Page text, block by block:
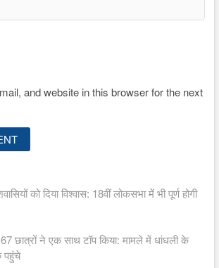
and website in this browser for the next
को दिया विश्वास: 18वीं लोकसभा में भी पूर्ण होगी
67 छात्रों ने एक साथ टॉप किया: मामले में धांधली के
पहुंचे